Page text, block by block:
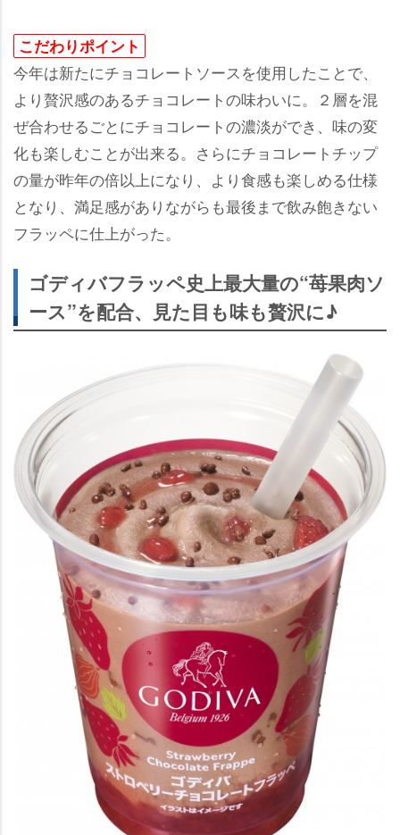
こだわりポイント
今年は新たにチョコレートソースを使用したことで、
より贅沢感のあるチョコレートの味わいに。２層を混
ぜ合わせるごとにチョコレートの濃淡ができ、味の変
化も楽しむことが出来る。さらにチョコレートチップ
の量が昨年の倍以上になり、より食感も楽しめる仕様
となり、満足感がありながらも最後まで飲み飽きない
フラッペに仕上がった。
ゴディバフラッペ史上最大量の“苺果肉ソ
ース”を配合、見た目も味も贅沢に♪